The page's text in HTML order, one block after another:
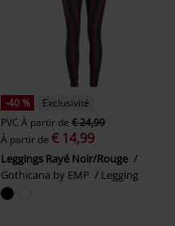
-40 %
Exclusivité
PVC À partir de € 24,99
À partir de € 14,99
Leggings Rayé Noir/Rouge
Gothicana by EMP
Legging